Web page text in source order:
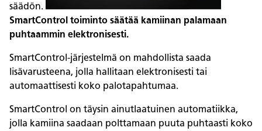
säädön.
SmartControl toiminto säätää kamiinan palamaan
puhtaammin elektronisesti.
SmartControl-järjestelmä on mahdollista saada
lisävarusteena, jolla hallitaan elektronisesti tai
automaattisesti koko palotapahtumaa.
SmartControl on täysin ainutlaatuinen automatiikka,
jolla kamiina saadaan polttamaan puuta puhtaasti koko